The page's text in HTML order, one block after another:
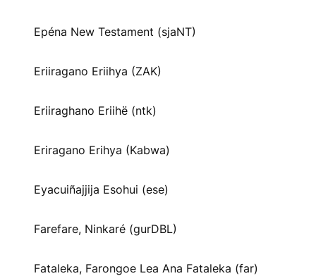
Epéna New Testament (sjaNT)
Eriiragano Eriihya (ZAK)
Eriiraghano Eriihë (ntk)
Eriragano Erihya (Kabwa)
Eyacuiñajjija Esohui (ese)
Farefare, Ninkaré (gurDBL)
Fataleka, Farongoe Lea Ana Fataleka (far)